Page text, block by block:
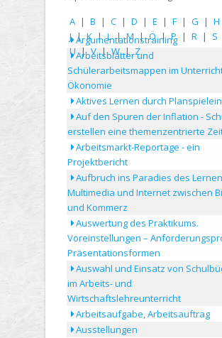
A | B | C | D | E | F | G | H
J | K | L | M | Ö | P | R | S
U | V | W | Z
Argumentationstraining
Arbeitsblätter und
Schülerarbeitsmappen im
Ökonomie
Aktives Lernen durch
Auf den Spuren der Inflation -
erstellen eine themenzentrierte
Arbeitsmarkt-Reportage - ein
Projektbericht
Aufbruch ins Paradies des
Multimedia und Internet zwischen
und Kommerz
Auswertung des Praktikums.
Voreinstellungen –
Präsentationsformen
Auswahl und Einsatz von
im Arbeits- und
Wirtschaftslehreunterricht
Arbeitsaufgabe, Arbeitsauftrag
Ausstellungen